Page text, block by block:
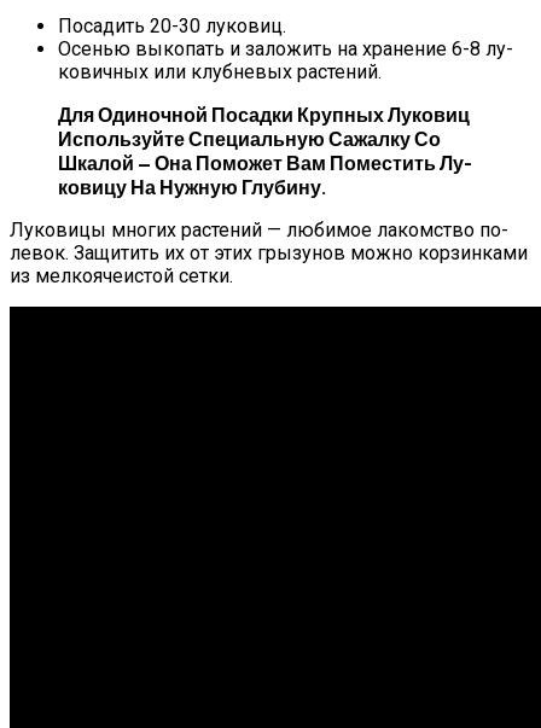
По­садить 20-30 лу­ковиц.
Осенью вы­копать и за­ложить на хра­нение 6-8 лу­
кович­ных или клуб­не­вых рас­те­ний.
Для Оди­ноч­ной По­сад­ки Круп­ных Лу­ковиц
Ис­поль­зуй­те Спе­ци­аль­ную Са­жал­ку Со
Шка­лой — Она По­может Вам По­мес­тить Лу­
Кови­цу На Нуж­ную Глу­бину.
Лу­кови­цы мно­гих рас­те­ний — лю­бимое ла­комс­тво по­
левок. За­щитить их от этих гры­зунов мож­но кор­зинка­ми
из мел­ко­яче­ис­той сет­ки.